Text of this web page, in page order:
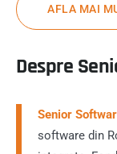
AFLA MAI
Despre
Senior
software din